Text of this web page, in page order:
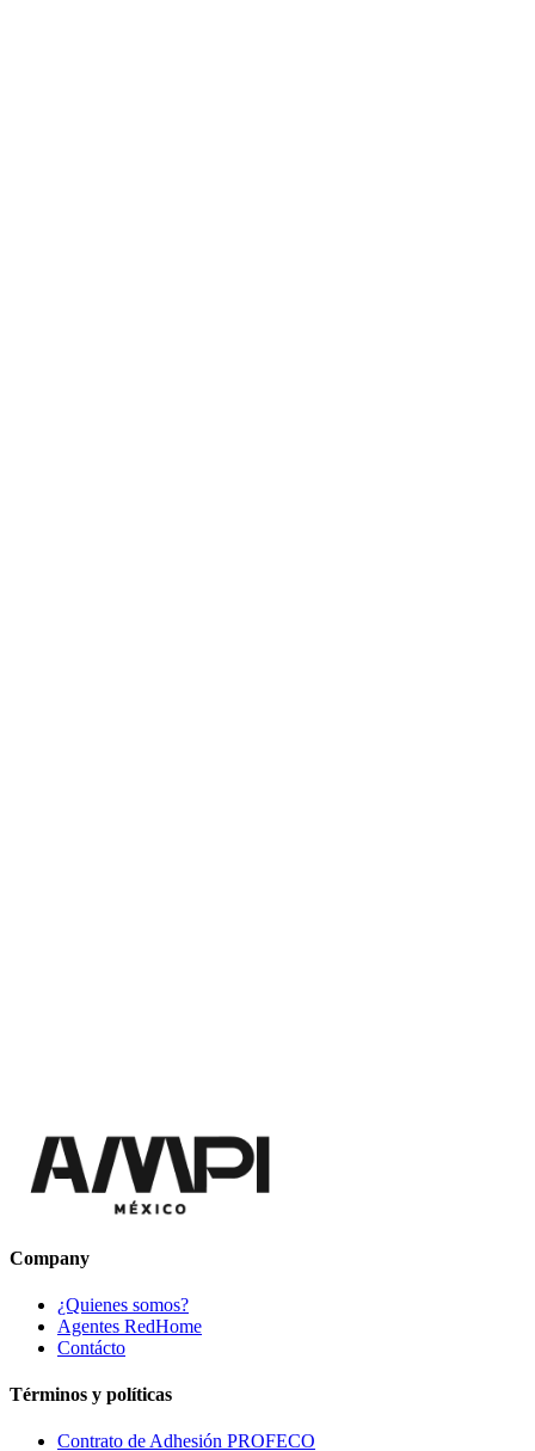
Company
¿Quienes somos?
Agentes RedHome
Contácto
Términos y políticas
Contrato de Adhesión PROFECO